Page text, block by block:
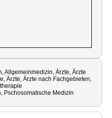
Allgemeinmedizin, Ärzte, Ärzte
Ärzte, Ärzte nach Fachgebieten,
Pschosomatische Medizin